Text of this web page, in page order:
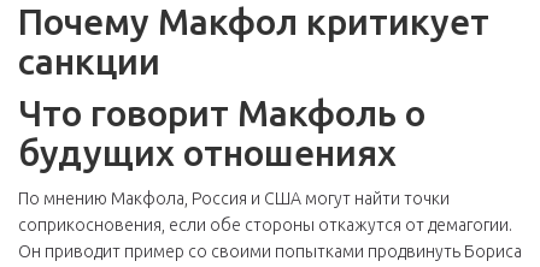
Почему Макфол критикует
санкции
Что говорит Макфоль о
будущих отношениях
По мнению Макфола, Россия и США могут найти точки
соприкосновения, если обе стороны откажутся от демагогии.
Он приводит пример со своими попытками продвинуть Бориса